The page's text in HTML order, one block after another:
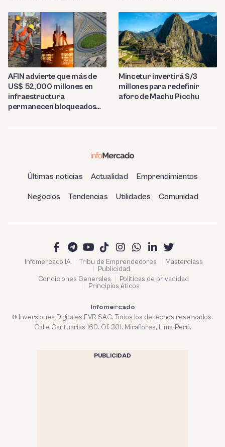
AFIN advierte que más de
US$ 52,000 millones en
infraestructura
permanecen bloqueados
Mincetur invertirá S/3
millones para redefinir
aforo de Machu Picchu
Últimas noticias Actualidad Emprendimientos
Negocios Tendencias Utilidades Comunidad
Infomercado IA Tribu de Emprendedores
Masterclass
Publicidad
Condiciones Generales
Políticas de privacidad
Principios éticos
Infomercado
© Inversiones Digitales FVR SAC. Todos los derechos reservados.
Calle Cantuarias 160. Of. 301. Miraflores, Lima-Perú.
PUBLICIDAD